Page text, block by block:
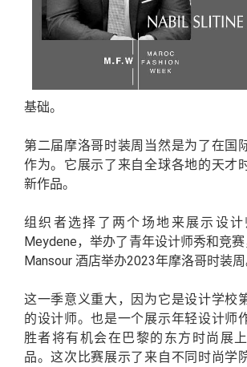
基础。
第二届摩洛哥时装周当然是为了在国
作为。它展示了来自全球各地的天才
新作品。
组织者选择了两个场地来展示设计
Meydene，举办了青年设计师秀和竞
Mansour 酒店举办2023年摩洛哥时装周
这一季意义重大，因为它是设计学校
的设计师。也是一个展示年轻设计师
胜者将有机会在巴黎的东方时尚展
品。这次比赛展示了来自不同时尚学